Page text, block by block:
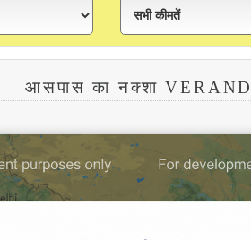
आसपास का नक्शा